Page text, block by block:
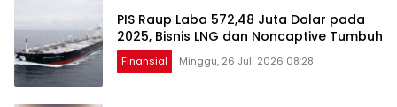
PIS Raup Laba 572,48 Juta Dolar pada
2025, Bisnis LNG dan Noncaptive Tumbuh
Finansial Minggu, 26 Juli 2026 08:28